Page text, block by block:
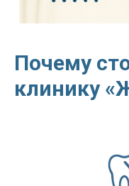
Почему
клинику